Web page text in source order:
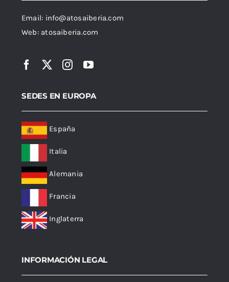
Email: info@atosaiberia.com
Web: atosaiberia.com
SEDES EN EUROPA
España
Italia
Alemania
Francia
Inglaterra
INFORMACIÓN LEGAL